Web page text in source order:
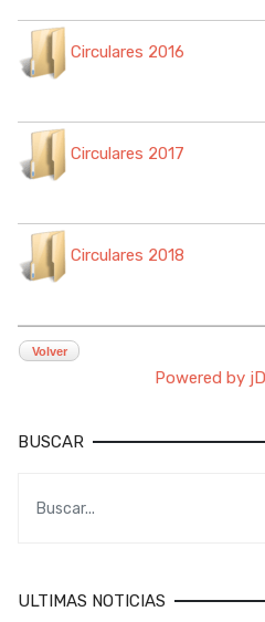
Circulares 2016
Circulares 2017
Circulares 2018
Volver
Powered by
BUSCAR
ULTIMAS NOTICIAS